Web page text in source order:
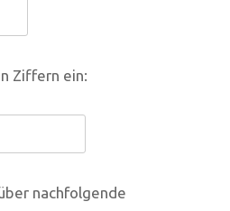
Ziffern ein:
nachfolgende